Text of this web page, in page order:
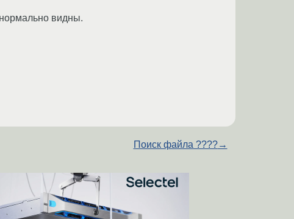
видны.
Поиск файла ????→